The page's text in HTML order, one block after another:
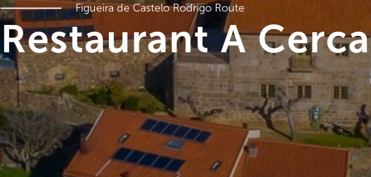
Figueira de Castelo Rodrigo Route
Restaurant A Cerca